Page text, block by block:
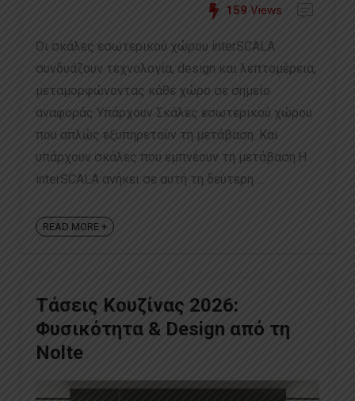
159 Views
Οι σκάλες εσωτερικού χώρου interSCALA
συνδυάζουν τεχνολογία, design και λεπτομέρεια,
μεταμορφώνοντας κάθε χώρο σε σημείο
αναφοράς Υπάρχουν Σκάλες εσωτερικού χώρου
που απλώς εξυπηρετούν τη μετάβαση. Και
υπάρχουν σκάλες που εμπνέουν τη μετάβαση.Η
interSCALA ανήκει σε αυτή τη δεύτερη ...
READ MORE +
Τάσεις Κουζίνας 2026:
Φυσικότητα & Design από τη
Nolte